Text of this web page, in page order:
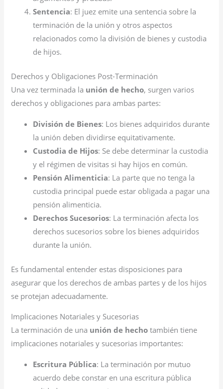
Sentencia: El juez emite una sentencia sobre la
terminación de la unión y otros aspectos
relacionados como la división de bienes y custodia
de hijos.
Derechos y Obligaciones Post-Terminación
Una vez terminada la unión de hecho, surgen varios
derechos y obligaciones para ambas partes:
División de Bienes: Los bienes adquiridos durante
la unión deben dividirse equitativamente.
Custodia de Hijos: Se debe determinar la custodia
y el régimen de visitas si hay hijos en común.
Pensión Alimenticia: La parte que no tenga la
custodia principal puede estar obligada a pagar una
pensión alimenticia.
Derechos Sucesorios: La terminación afecta los
derechos sucesorios sobre los bienes adquiridos
durante la unión.
Es fundamental entender estas disposiciones para
asegurar que los derechos de ambas partes y de los hijos
se protejan adecuadamente.
Implicaciones Notariales y Sucesorias
La terminación de una unión de hecho también tiene
implicaciones notariales y sucesorias importantes:
Escritura Pública: La terminación por mutuo
acuerdo debe constar en una escritura pública